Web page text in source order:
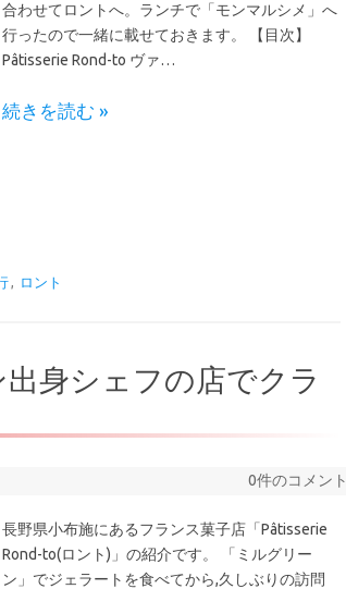
合わせてロントへ。ランチで「モンマルシメ」へ
行ったので一緒に載せておきます。 【目次】
Pâtisserie Rond-to ヴァ…
続きを読む »
, ロント
身シェフの店でクラ
0件のコメント
長野県小布施にあるフランス菓子店「Pâtisserie
Rond-to(ロント)」の紹介です。 「ミルグリー
ン」でジェラートを食べてから,久しぶりの訪問